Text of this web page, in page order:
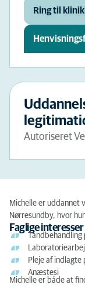
Ring til
Autoriseret
Michelle er uddannet
Nørresundby, hvor
Faglige
Tandbehandling
Pleje af indlagte
Anæstesi
Michelle er både at